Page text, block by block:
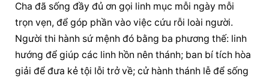
Cha đã sống đầy đủ ơn gọi linh mục mỗi ngày mỗi
trọn vẹn, để góp phần vào việc cứu rỗi loài người.
Người thi hành sứ mệnh đó bằng ba phương thế: linh
hướng để giúp các linh hồn nên thánh; ban bí tích hòa
giải để đưa kẻ tội lỗi trở về; cử hành thánh lễ để sống